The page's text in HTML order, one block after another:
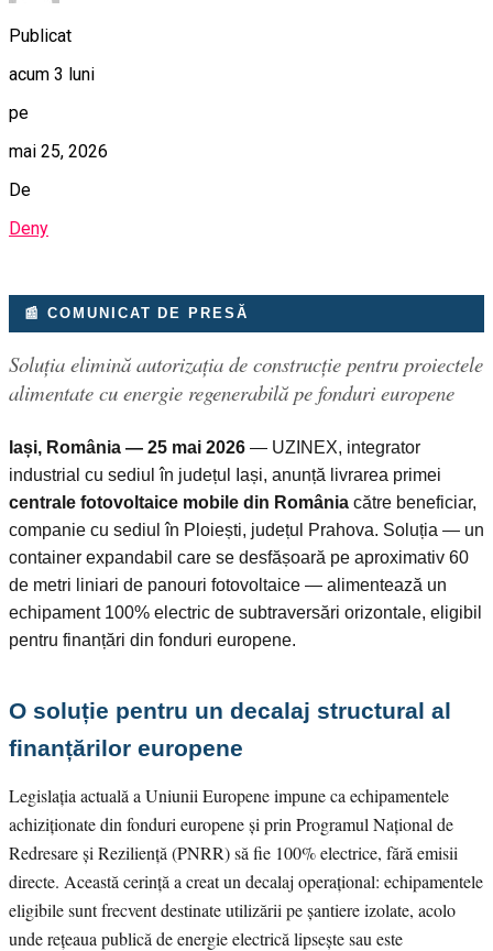
Publicat
acum 3 luni
pe
mai 25, 2026
De
Deny
📰 COMUNICAT DE PRESĂ
Soluția elimină autorizația de construcție pentru proiectele
alimentate cu energie regenerabilă pe fonduri europene
Iași, România — 25 mai 2026 — UZINEX, integrator
industrial cu sediul în județul Iași, anunță livrarea primei
centrale fotovoltaice mobile din România către beneficiar,
companie cu sediul în Ploiești, județul Prahova. Soluția — un
container expandabil care se desfășoară pe aproximativ 60
de metri liniari de panouri fotovoltaice — alimentează un
echipament 100% electric de subtraversări orizontale, eligibil
pentru finanțări din fonduri europene.
O soluție pentru un decalaj structural al
finanțărilor europene
Legislația actuală a Uniunii Europene impune ca echipamentele
achiziționate din fonduri europene și prin Programul Național de
Redresare și Reziliență (PNRR) să fie 100% electrice, fără emisii
directe. Această cerință a creat un decalaj operațional: echipamentele
eligibile sunt frecvent destinate utilizării pe șantiere izolate, acolo
unde rețeaua publică de energie electrică lipsește sau este